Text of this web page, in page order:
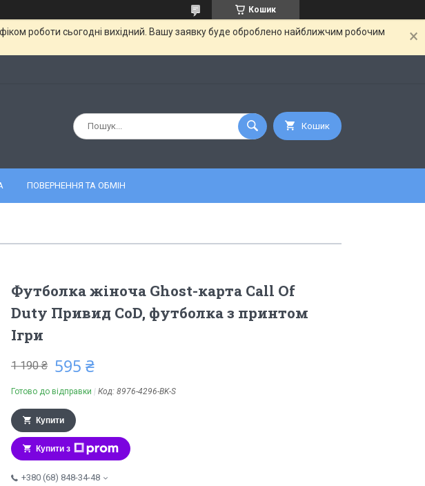
Кошик
роботи сьогодні вихідний. Вашу заявку буде оброблено найближчим робочим
Кошик
ПОВЕРНЕННЯ ТА ОБМІН
Футболка жіноча Ghost-карта Call Of
Duty Привид CoD, футболка з принтом
Ігри
1 190 ₴ 595 ₴
Готово до відправки Код: 8976-4296-BK-S
Купити
Купити з
+380 (68) 848-34-48